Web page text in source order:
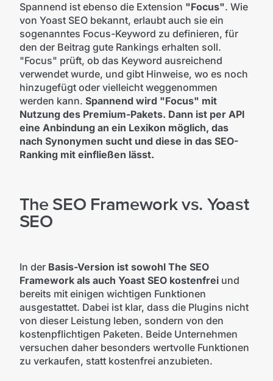
Spannend ist ebenso die Extension "Focus". Wie
von Yoast SEO bekannt, erlaubt auch sie ein
sogenanntes Focus-Keyword zu definieren, für
den der Beitrag gute Rankings erhalten soll.
"Focus" prüft, ob das Keyword ausreichend
verwendet wurde, und gibt Hinweise, wo es noch
hinzugefügt oder vielleicht weggenommen
werden kann. Spannend wird "Focus" mit
Nutzung des Premium-Pakets. Dann ist per API
eine Anbindung an ein Lexikon möglich, das
nach Synonymen sucht und diese in das SEO-
Ranking mit einfließen lässt.
The SEO Framework vs. Yoast
SEO
In der Basis-Version ist sowohl The SEO
Framework als auch Yoast SEO kostenfrei und
bereits mit einigen wichtigen Funktionen
ausgestattet. Dabei ist klar, dass die Plugins nicht
von dieser Leistung leben, sondern von den
kostenpflichtigen Paketen. Beide Unternehmen
versuchen daher besonders wertvolle Funktionen
zu verkaufen, statt kostenfrei anzubieten.